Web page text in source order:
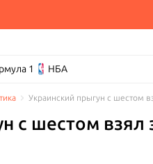
1 НБА
Украинский прыгун с шестом
с шестом